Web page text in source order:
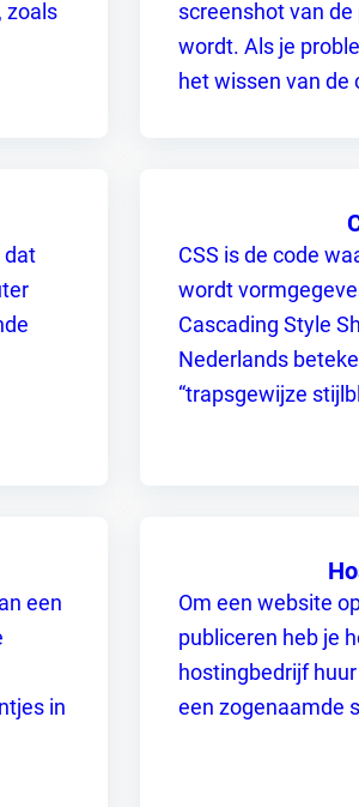
zoals
screenshot van
wordt. Als je
het wissen van de
dat
CSS is de code
wordt
Cascading Style
Nederlands
“trapsgewijze
een
in
Om een website
publiceren heb je
hostingbedrijf
een zogenaamde